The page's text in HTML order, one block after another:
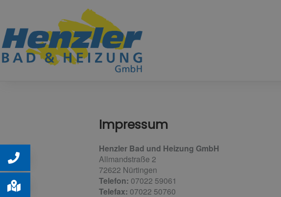
Impressum
Henzler Bad und Heizung GmbH
Allmandstraße 2
72622 Nürtingen
Telefon: 07022 59061
Telefax: 07022 50760